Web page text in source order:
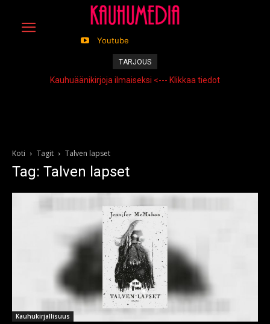
Youtube
TARJOUS
Kauhuäänikirjoja ilmaiseksi <--- Klikkaa tiedot
Koti Tagit Talven lapset
Tag: Talven lapset
Kauhukirjallisuus